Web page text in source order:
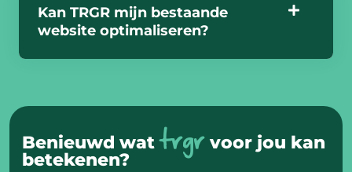
Kan TRGR mijn bestaande
website optimaliseren?
Benieuwd wattrgr voor jou kan
betekenen?